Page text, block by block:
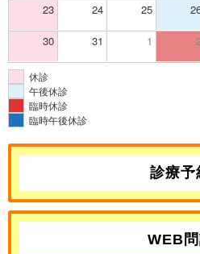
23 24 25
30 31 1
休診
午後休診
臨時休診
臨時午後休診
診療予
WEB